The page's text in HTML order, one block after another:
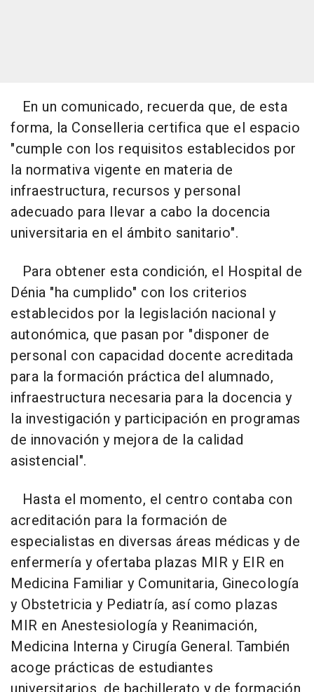
En un comunicado, recuerda que, de esta
forma, la Conselleria certifica que el espacio
"cumple con los requisitos establecidos por
la normativa vigente en materia de
infraestructura, recursos y personal
adecuado para llevar a cabo la docencia
universitaria en el ámbito sanitario".
Para obtener esta condición, el Hospital de
Dénia "ha cumplido" con los criterios
establecidos por la legislación nacional y
autonómica, que pasan por "disponer de
personal con capacidad docente acreditada
para la formación práctica del alumnado,
infraestructura necesaria para la docencia y
la investigación y participación en programas
de innovación y mejora de la calidad
asistencial".
Hasta el momento, el centro contaba con
acreditación para la formación de
especialistas en diversas áreas médicas y de
enfermería y ofertaba plazas MIR y EIR en
Medicina Familiar y Comunitaria, Ginecología
y Obstetricia y Pediatría, así como plazas
MIR en Anestesiología y Reanimación,
Medicina Interna y Cirugía General. También
acoge prácticas de estudiantes